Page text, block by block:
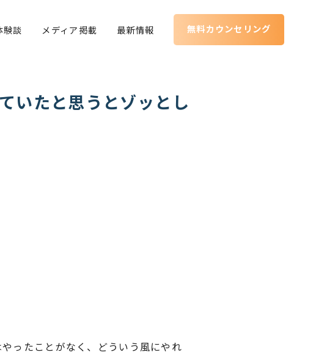
験談 メディア掲載 最新情報 無料カウンセリング
いたと思うとゾッとし
ったことがなく、どういう風にやれ